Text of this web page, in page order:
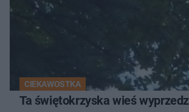
CIEKAWOSTKA
Ta świętokrzyska wieś